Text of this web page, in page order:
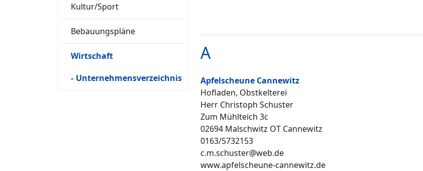
Kultur/Sport
Bebauungspläne
Wirtschaft
Unternehmensverzeichnis
A
Apfelscheune Cannewitz
Hofladen, Obstkelterei
Herr Christoph Schuster
Zum Mühlteich 3c
02694 Malschwitz OT Cannewitz
0163/5732153
c.m.schuster@web.de
www.apfelscheune-cannewitz.de